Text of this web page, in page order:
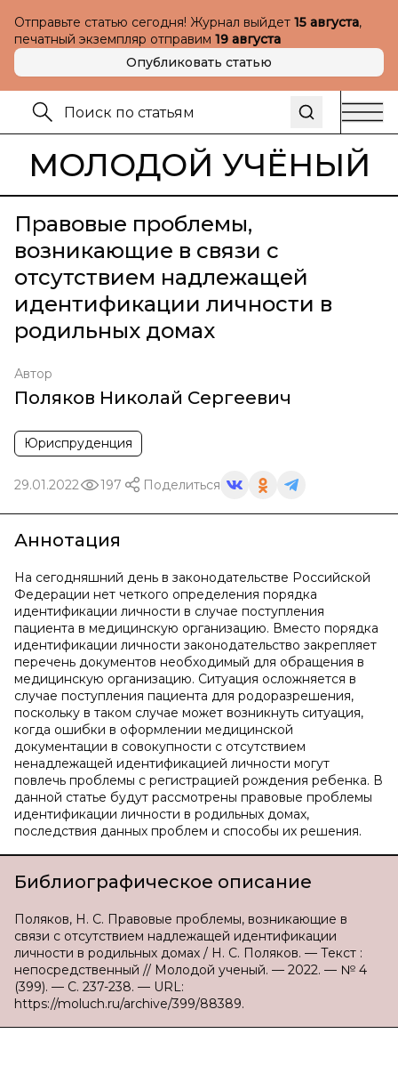
Отправьте статью сегодня! Журнал выйдет 15 августа,
печатный экземпляр отправим 19 августа
Опубликовать статью
МОЛОДОЙ УЧЁНЫЙ
Правовые проблемы,
возникающие в связи с
отсутствием надлежащей
идентификации личности в
родильных домах
Автор
Поляков Николай Сергеевич
Юриспруденция
29.01.2022 197 Поделиться
Аннотация
На сегодняшний день в законодательстве Российской
Федерации нет четкого определения порядка
идентификации личности в случае поступления
пациента в медицинскую организацию. Вместо порядка
идентификации личности законодательство закрепляет
перечень документов необходимый для обращения в
медицинскую организацию. Ситуация осложняется в
случае поступления пациента для родоразрешения,
поскольку в таком случае может возникнуть ситуация,
когда ошибки в оформлении медицинской
документации в совокупности с отсутствием
ненадлежащей идентификацией личности могут
повлечь проблемы с регистрацией рождения ребенка. В
данной статье будут рассмотрены правовые проблемы
идентификации личности в родильных домах,
последствия данных проблем и способы их решения.
Библиографическое описание
Поляков, Н. С. Правовые проблемы, возникающие в
связи с отсутствием надлежащей идентификации
личности в родильных домах / Н. С. Поляков. — Текст :
непосредственный // Молодой ученый. — 2022. — № 4
(399). — С. 237-238. — URL:
https://moluch.ru/archive/399/88389.